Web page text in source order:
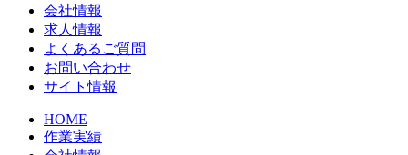
会社情報
求人情報
よくあるご質問
お問い合わせ
サイト情報
HOME
作業実績